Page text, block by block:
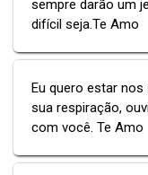
sempre darão um
difícil seja.Te Amo
Eu quero estar
sua respiração,
com você. Te Amo